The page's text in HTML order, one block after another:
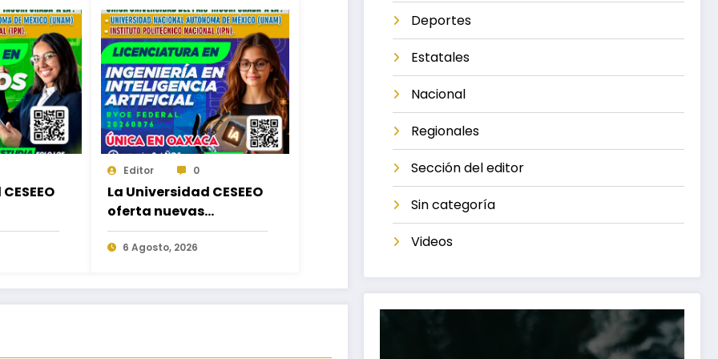
Editor 0
La Universidad CESEEO
oferta nuevas
Licenciaturas acorde a
las necesidades
egresados de escuelas
del nivel medio
6 Agosto, 2026
Deportes
Estatales
Nacional
Regionales
Sección del editor
Sin categoría
Videos